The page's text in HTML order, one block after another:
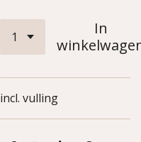
In
incl. vulling